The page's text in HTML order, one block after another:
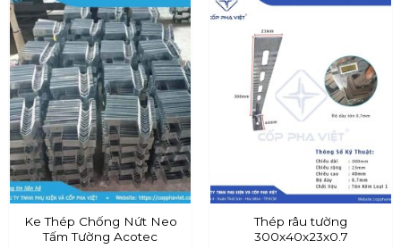
Ke Thép Chống Nứt Neo
Tấm Tường Acotec
Thép râu tường
300x40x23x0.7